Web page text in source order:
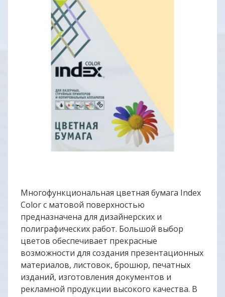
Многофункциональная цветная бумага Index
Color с матовой поверхностью
предназначена для дизайнерских и
полиграфических работ. Большой выбор
цветов обеспечивает прекрасные
возможности для создания презентационных
материалов, листовок, брошюр, печатных
изданий, изготовления документов и
рекламной продукции высокого качества. В